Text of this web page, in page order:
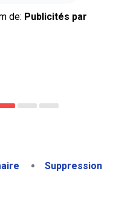
de: Publicités par
Suppression